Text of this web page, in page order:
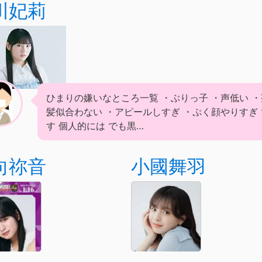
妃莉
ひまりの嫌いなところ一覧 ・ぶりっ子 ・声低い
髪似合わない ・アピールしすぎ ・ぷく顔やりすぎ
す 個人的には でも黒…
祢音 小國舞羽